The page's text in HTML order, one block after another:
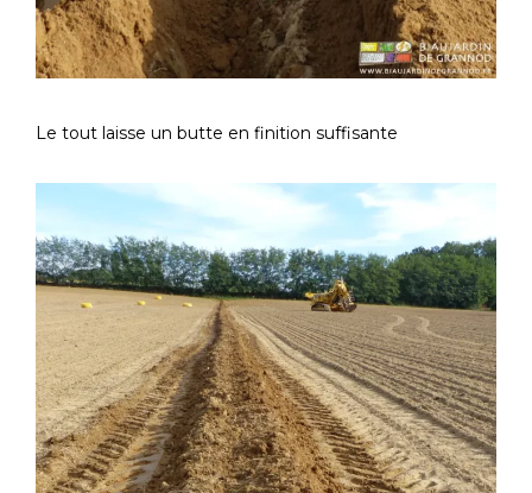
Le tout laisse un butte en finition suffisante